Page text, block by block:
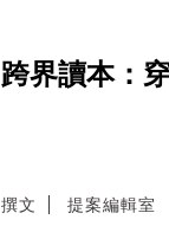
跨界讀本：
撰文 提案編輯室